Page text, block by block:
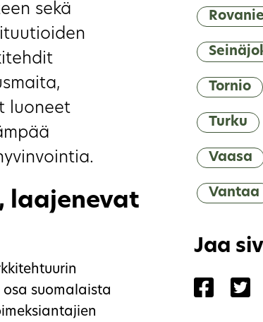
sekä
luoneet
laajenevat
suomalaista
Tornio
Turku
Vaasa
Vantaa
Jaa
Jaa